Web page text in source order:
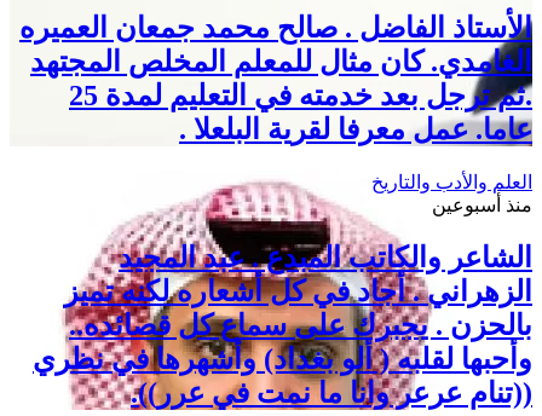
الأستاذ الفاضل . صالح محمد جمعان العميره
الغامدي. كان مثال للمعلم المخلص المجتهد
.ثم ترجل بعد خدمته في التعليم لمدة 25
عاما. عمل معرفا لقرية البلعلا .
العلم والأدب والتاريخ
منذ أسبوعين
الشاعر والكاتب المبدع . عبد المجيد
الزهراني . أجاد في كل أشعاره لكنه تميز
بالحزن . يجبرك على سماع كل قصائده..
وأحبها لقلبه ( ألو بغداد) وأشهرها في نظري
((تنام عرعر وانا ما نمت في عرر)).